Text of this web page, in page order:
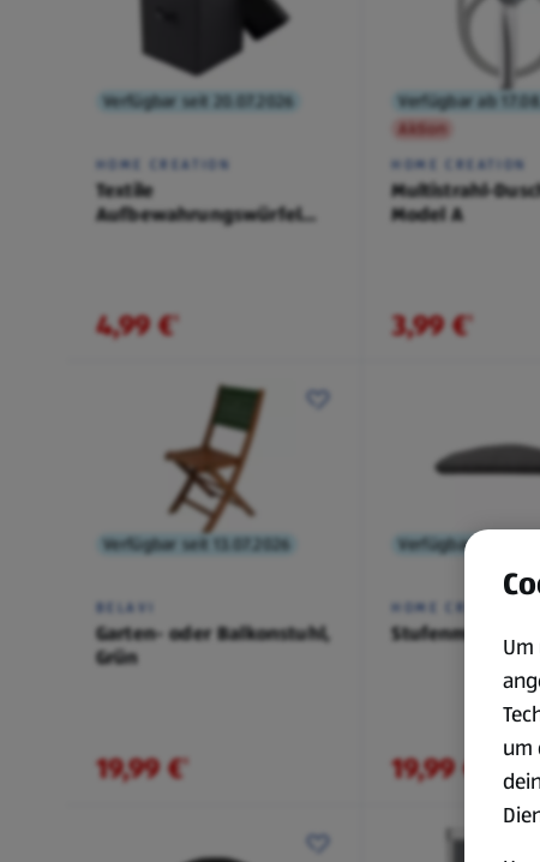
Verfügbar seit 20.07.2026
HOME CREATION
Textile
Aufbewahrungswürfel
4,99 €¹
Verfügbar ab
Aktion
HOME CREATION
Multistrahl-
Model A
3,99 €¹
Verfügbar seit 13.07.2026
BELAVI
Garten- oder Balkonstuhl,
Grün
19,99 €¹
Verfügbar seit
HOME CREATION
Stufenmatten,
19,99 €
um